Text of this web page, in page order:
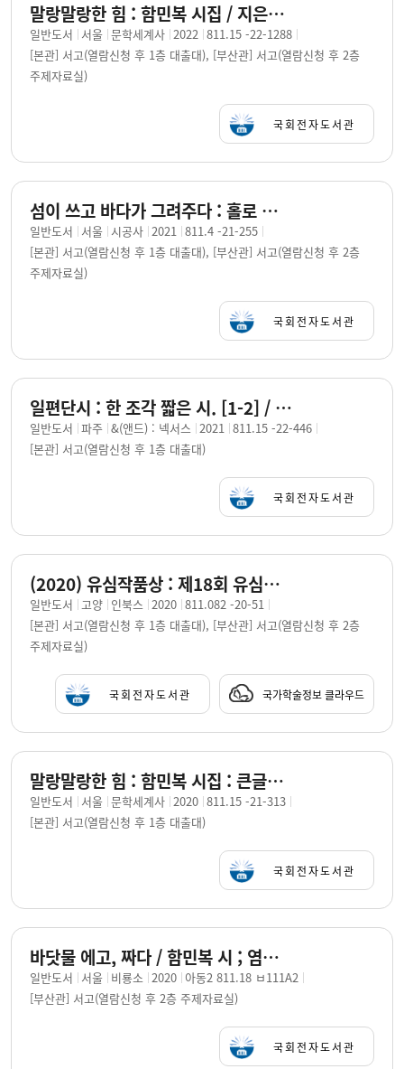
말랑말랑한 힘 : 함민복 시집 / 지은이: 함민복
일반도서 서울 문학세계사 2022 811.15 -22-1288
[본관] 서고(열람신청 후 1층 대출대), [부산관] 서고(열람신청 후 2층
주제자료실)
국회전자도서관
섬이 쓰고 바다가 그려주다 : 홀로 먼 길을 가는 이에게 보내는 편지 : 함민복 에세이 / 지은이: 함민복
일반도서 서울 시공사 2021 811.4 -21-255
[본관] 서고(열람신청 후 1층 대출대), [부산관] 서고(열람신청 후 2층
주제자료실)
국회전자도서관
일편단시 : 한 조각 짧은 시. [1-2] / 지은이: 나태주, 반칠환, 서정춘, 윤효, 함민복
일반도서 파주 &(앤드) : 넥서스 2021 811.15 -22-446
[본관] 서고(열람신청 후 1층 대출대)
국회전자도서관
(2020) 유심작품상 : 제18회 유심작품상 수상문집 / [지은이]: 함민복, 박시교, 이승하, 오탁번 ; 엮은이: 만해사상실천선양회
일반도서 고양 인북스 2020 811.082 -20-51
[본관] 서고(열람신청 후 1층 대출대), [부산관] 서고(열람신청 후 2층
주제자료실)
국회전자도서관 국가학술정보 클라우드
말랑말랑한 힘 : 함민복 시집 : 큰글자책 / 지은이: 함민복
일반도서 서울 문학세계사 2020 811.15 -21-313
[본관] 서고(열람신청 후 1층 대출대)
국회전자도서관
바닷물 에고, 짜다 / 함민복 시 ; 염혜원 그림
일반도서 서울 비룡소 2020 아동2 811.18 ㅂ111A2
[부산관] 서고(열람신청 후 2층 주제자료실)
국회전자도서관